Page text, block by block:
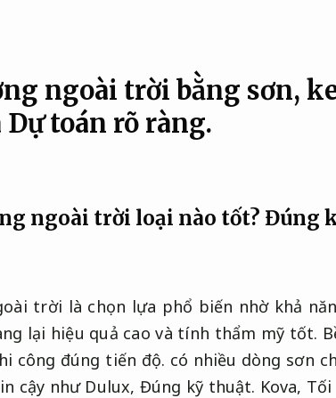
ngoài trời bằng sơn,
Dự toán rõ ràng.
ngoài trời loại nào tốt? Đúng
trời là chọn lựa phổ biến nhờ khả
lại hiệu quả cao và tính thẩm mỹ tốt.
công đúng tiến độ. có nhiều dòng sơn
cậy như Dulux, Đúng kỹ thuật. Kova, Tối